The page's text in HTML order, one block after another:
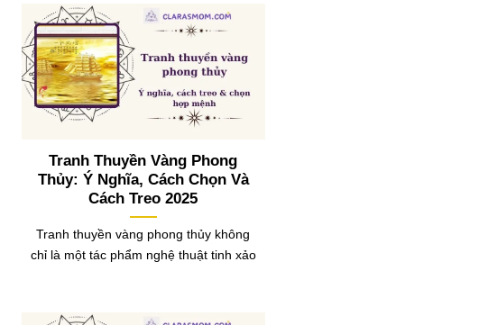
Tranh Thuyền Vàng Phong
Thủy: Ý Nghĩa, Cách Chọn Và
Cách Treo 2025
Tranh thuyền vàng phong thủy không
chỉ là một tác phẩm nghệ thuật tinh xảo